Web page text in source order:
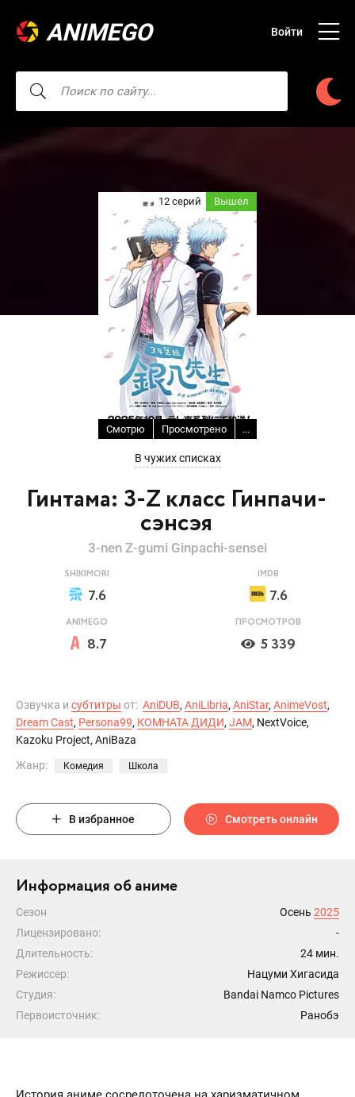
ANIMEGO Войти
Гинтама: 3-Z класс Гинпачи-
сэнсэя
12 серий Вышел
Смотрю Просмотрено ...
В чужих списках
3-nen Z-gumi Ginpachi-sensei
SHIKIMORI
7.6
IMDB
7.6
ANIMEGO
8.7
ПРОСМОТРОВ
5 339
Озвучка и субтитры от: AniDUB, AniLibria, AniStar, AnimeVost,
Dream Cast, Persona99, КОМНАТА ДИДИ, JAM, NextVoice,
Kazoku Project, AniBaza
Жанр:
Комедия Школа
В избранное Смотреть онлайн
Информация об аниме
Сезон Осень 2025
Лицензировано:
-
Длительность:
24 мин.
Режиссер:
Нацуми Хигасида
Студия:
Bandai Namco Pictures
Первоисточник:
Ранобэ